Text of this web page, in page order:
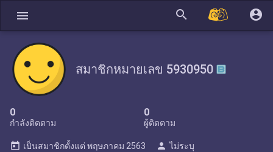
menu search account_circle
สมาชิกหมายเลข 5930950
0
กำลังติดตาม
0
ผู้ติดตาม
today เป็นสมาชิกตั้งแต่ พฤษภาคม 2563 person ไม่ระบุ